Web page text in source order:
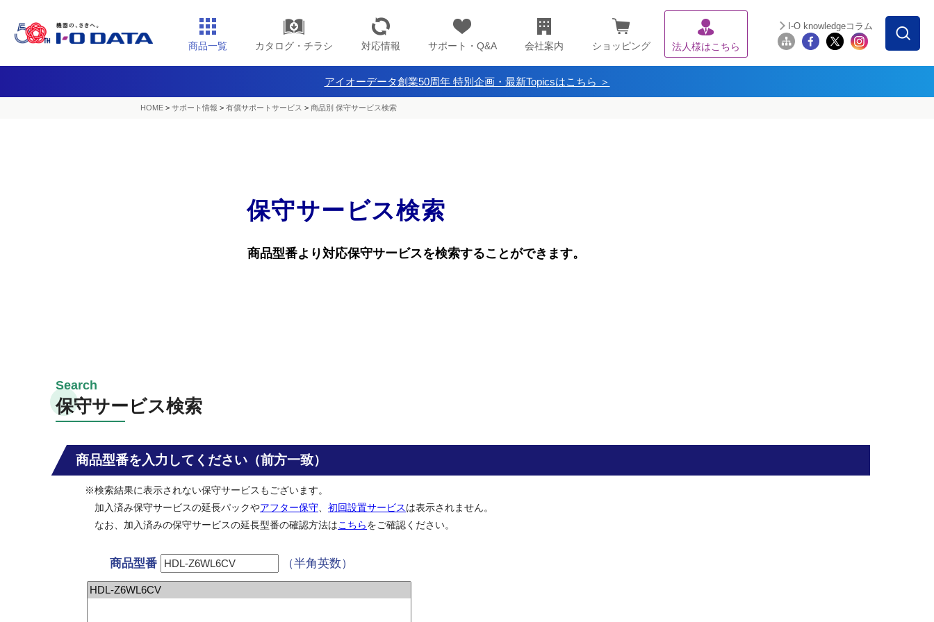
商品一覧 カタログ・チラシ 対応情報 サポート・Q&A 会社案内 ショッピング 法人様はこちら
I-O knowledgeコラム
アイオーデータ創業50周年 特別企画・最新Topicsはこちら ＞
HOME > サポート情報 > 有償サポートサービス > 商品別 保守サービス検索
保守サービス検索
商品型番より対応保守サービスを検索することができます。
保守サービス検索
商品型番を入力してください（前方一致）
※検索結果に表示されない保守サービスもございます。
加入済み保守サービスの延長パックやアフター保守 初回設置サービスは表示されません。
なお、加入済みの保守サービスの延長型番の確認方法はこちらをご確認ください。
商品型番 （半角英数）